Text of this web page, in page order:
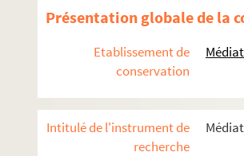
Présentation globale de la
Etablissement de
conservation
Intitulé de l'instrument de
recherche
Ms 3.32. Notes archéologiques de
Ms 3.34. Ein köstlichen arzeney
Avant-propos
Topographie d'Oswald